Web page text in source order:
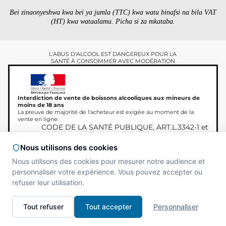
Bei zinaonyeshwa kwa bei ya jumla (TTC) kwa watu binafsi na bila VAT
(HT) kwa wataalamu. Picha si za mkataba.
L'ABUS D'ALCOOL EST DANGEREUX POUR LA
SANTÉ À CONSOMMER AVEC MODÉRATION
Interdiction de vente de boissons alcooliques aux mineurs de
moins de 18 ans
La preuve de majorité de l'acheteur est exigée au moment de la
vente en ligne.
CODE DE LA SANTÉ PUBLIQUE, ART.L.3342-1 et
Hakimiliki © 2026
Miamland, haki zote
zimehifadhiwa.
Site réalisé par MAADAM
Nous utilisons des cookies
Nous utilisons des cookies pour mesurer notre audience et
personnaliser votre expérience. Vous pouvez accepter ou
refuser leur utilisation.
Tout refuser Tout accepter Personnaliser